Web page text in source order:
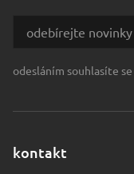
odesláním souhlasíte se
kontakt